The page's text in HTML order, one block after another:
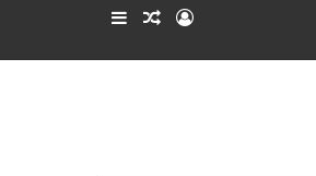
ورود نوشته تصادفی